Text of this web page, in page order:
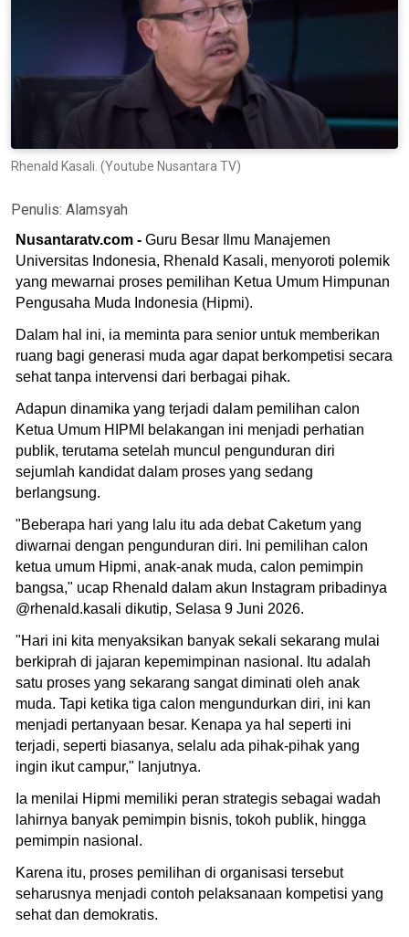
Rhenald Kasali. (Youtube Nusantara TV)
Penulis: Alamsyah
Nusantaratv.com - Guru Besar Ilmu Manajemen
Universitas Indonesia, Rhenald Kasali, menyoroti polemik
yang mewarnai proses pemilihan Ketua Umum Himpunan
Pengusaha Muda Indonesia (Hipmi).
Dalam hal ini, ia meminta para senior untuk memberikan
ruang bagi generasi muda agar dapat berkompetisi secara
sehat tanpa intervensi dari berbagai pihak.
Adapun dinamika yang terjadi dalam pemilihan calon
Ketua Umum HIPMI belakangan ini menjadi perhatian
publik, terutama setelah muncul pengunduran diri
sejumlah kandidat dalam proses yang sedang
berlangsung.
"Beberapa hari yang lalu itu ada debat Caketum yang
diwarnai dengan pengunduran diri. Ini pemilihan calon
ketua umum Hipmi, anak-anak muda, calon pemimpin
bangsa," ucap Rhenald dalam akun Instagram pribadinya
@rhenald.kasali dikutip, Selasa 9 Juni 2026.
"Hari ini kita menyaksikan banyak sekali sekarang mulai
berkiprah di jajaran kepemimpinan nasional. Itu adalah
satu proses yang sekarang sangat diminati oleh anak
muda. Tapi ketika tiga calon mengundurkan diri, ini kan
menjadi pertanyaan besar. Kenapa ya hal seperti ini
terjadi, seperti biasanya, selalu ada pihak-pihak yang
ingin ikut campur," lanjutnya.
Ia menilai Hipmi memiliki peran strategis sebagai wadah
lahirnya banyak pemimpin bisnis, tokoh publik, hingga
pemimpin nasional.
Karena itu, proses pemilihan di organisasi tersebut
seharusnya menjadi contoh pelaksanaan kompetisi yang
sehat dan demokratis.